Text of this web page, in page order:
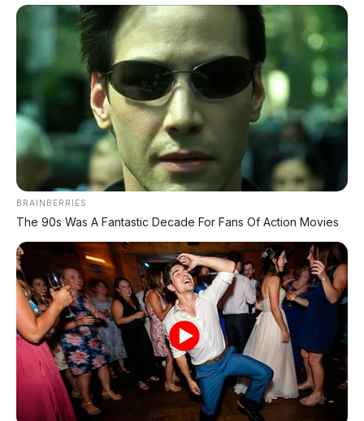
DIJUAL : Xpander Ultimate 2019 Matic Surat
Bali – Kondisi Istimewa, KM 37.000
Lihat Semua Unit Bali »
DATABASEARTIKEL
Chery Tiggo 5 Sport: SUV Kompak Sporty 156 HP
dengan Chip Snapdragon 8155
Leapmotor C10 Resmi di GIIAS 2026: SUV Listrik
Premium Rakitan Lokal Mulai Rp598 Juta
BRAINBERRIES
The 90s Was A Fantastic Decade For Fans Of Action Movies